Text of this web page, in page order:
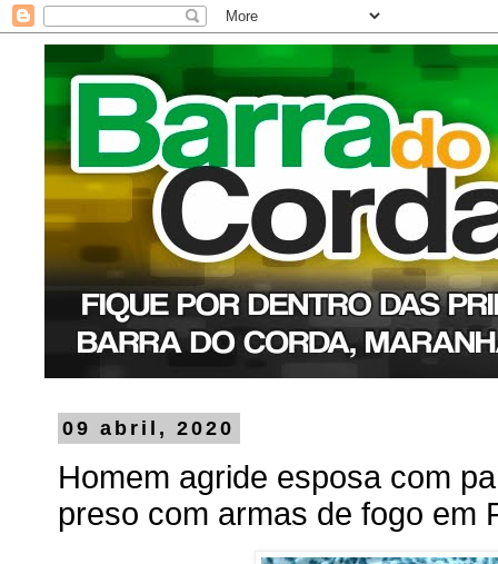
09 abril, 2020
Homem agride esposa com
preso com armas de fogo em